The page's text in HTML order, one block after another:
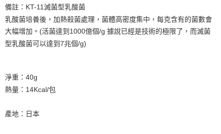
備註：KT-11滅菌型乳酸菌
乳酸菌培養後，加熱殺菌處理，菌體高密度集中，每克含有的菌數會
大幅增加。(活菌達到1000億個/g 據說已經是技術的極限了，而滅菌
型乳酸菌可以達到7兆個/g)
淨重：40g
熱量：14Kcal/包
產地：日本